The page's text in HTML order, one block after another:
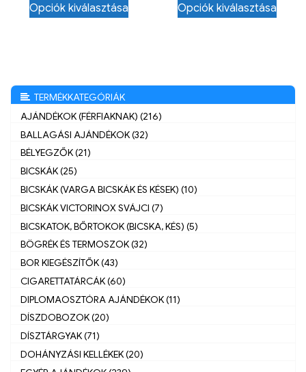
Opciók kiválasztása Opciók kiválasztása
TERMÉKKATEGÓRIÁK
AJÁNDÉKOK (FÉRFIAKNAK) (216)
BALLAGÁSI AJÁNDÉKOK (32)
BÉLYEGZŐK (21)
BICSKÁK (25)
BICSKÁK (VARGA BICSKÁK ÉS KÉSEK) (10)
BICSKÁK VICTORINOX SVÁJCI (7)
BICSKATOK, BŐRTOKOK (BICSKA, KÉS) (5)
BÖGRÉK ÉS TERMOSZOK (32)
BOR KIEGÉSZÍTŐK (43)
CIGARETTATÁRCÁK (60)
DIPLOMAOSZTÓRA AJÁNDÉKOK (11)
DÍSZDOBOZOK (20)
DÍSZTÁRGYAK (71)
DOHÁNYZÁSI KELLÉKEK (20)